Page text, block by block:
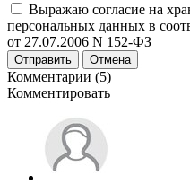
Выражаю согласие на
персональных данных в
от 27.07.2006 N 152-ФЗ
Отправить Отмена
Комментарии (5)
Комментировать